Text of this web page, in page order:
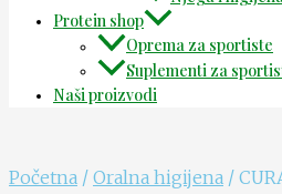
Protein shop
Oprema za sportiste
Suplementi za
Naši proizvodi
Početna / Oralna higijena /